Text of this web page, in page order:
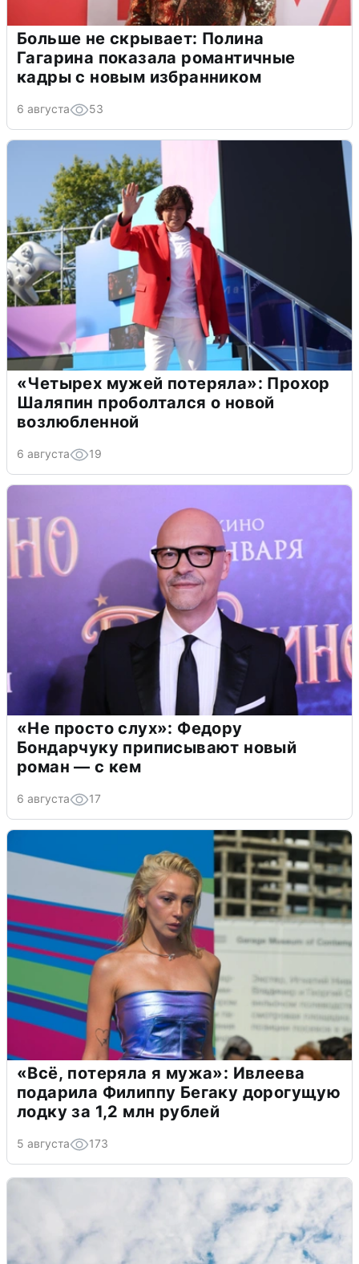
Больше не скрывает: Полина
Гагарина показала романтичные
кадры с новым избранником
6 августа 53
«Четырех мужей потеряла»: Прохор
Шаляпин проболтался о новой
возлюбленной
6 августа 19
«Не просто слух»: Федору
Бондарчуку приписывают новый
роман — с кем
6 августа 17
«Всё, потеряла я мужа»: Ивлеева
подарила Филиппу Бегаку дорогущую
лодку за 1,2 млн рублей
5 августа 173